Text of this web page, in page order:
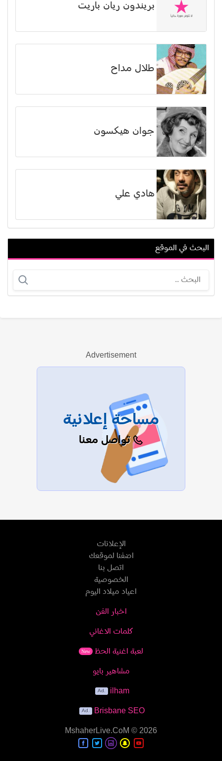
بريندون ريان باريت
طلال مداح
جوان هيكسون
هادي علي
هدى المهتدي الريس
عرض الكل
البحث في الموقع
Advertisement
مساحة إعلانية
تواصل معنا
الإعلانات
اضفنا لموقعك
اتصل بنا
الخصوصية
اعياد ميلاد اليوم
اخبار الفن
كلمات الاغاني
لعبة اغنية الحظ New
مشاهير بايو
ilham
Brisbane SEO
MshaherLive.CoM © 2026